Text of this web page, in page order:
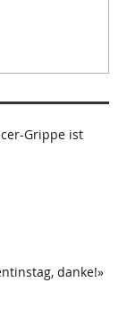
Grippe ist
danke!»